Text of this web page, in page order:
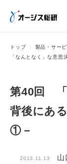
トップ 製品・サー
「なんとなく」な意
第40回 「
背後にあ
①－
2013.11.13 山